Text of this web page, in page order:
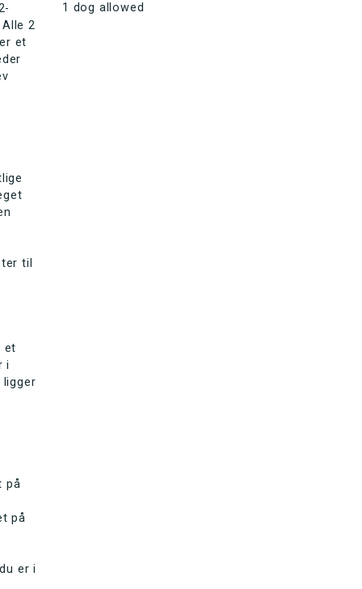
2
et
til
et
i
ligger
på
på
er i
1 dog allowed